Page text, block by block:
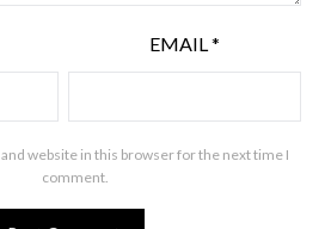
EMAIL*
website in this browser for the next time I
comment.